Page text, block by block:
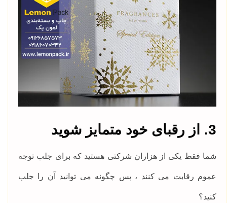
3. از رقبای خود متمایز شوید
شما فقط یکی از هزاران شرکتی هستید که برای جلب توجه
عموم رقابت می کنند ، پس چگونه می توانید آن را جلب
کنید؟